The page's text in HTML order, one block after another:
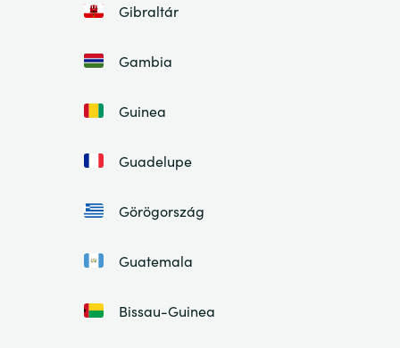
Gibraltár
Gambia
Guinea
Guadelupe
Görögország
Guatemala
Bissau-Guinea